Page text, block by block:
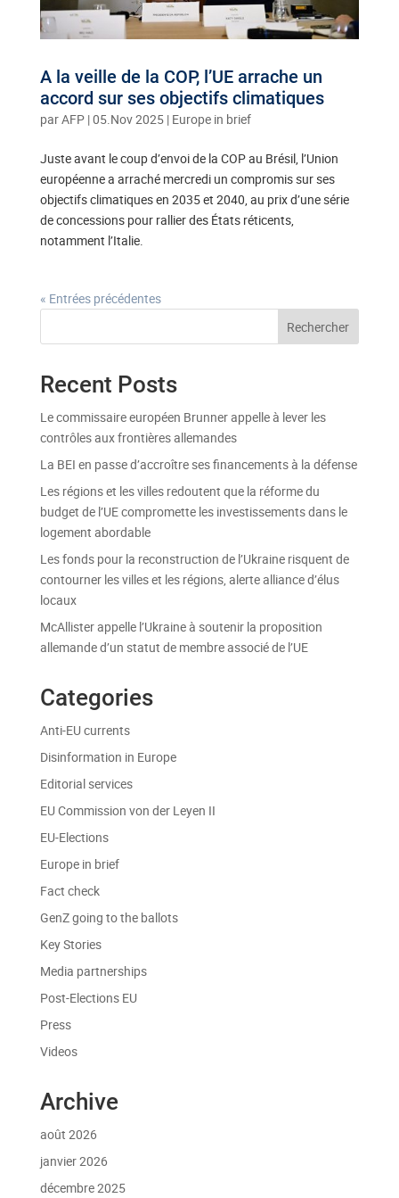
A la veille de la COP, l’UE arrache un
accord sur ses objectifs climatiques
parAFP|05.Nov 2025| Europe in brief
Juste avant le coup d’envoi de la COP au Brésil, l’Union
européenne a arraché mercredi un compromis sur ses
objectifs climatiques en 2035 et 2040, au prix d’une série
de concessions pour rallier des États réticents,
notamment l’Italie.
« Entrées précédentes
Rechercher
Recent Posts
Le commissaire européen Brunner appelle à lever les
contrôles aux frontières allemandes
La BEI en passe d’accroître ses financements à la défense
Les régions et les villes redoutent que la réforme du
budget de l’UE compromette les investissements dans le
logement abordable
Les fonds pour la reconstruction de l’Ukraine risquent de
contourner les villes et les régions, alerte alliance d’élus
locaux
McAllister appelle l’Ukraine à soutenir la proposition
allemande d’un statut de membre associé de l’UE
Categories
Anti-EU currents
Disinformation in Europe
Editorial services
EU Commission von der Leyen II
EU-Elections
Europe in brief
Fact check
GenZ going to the ballots
Key Stories
Media partnerships
Post-Elections EU
Press
Videos
Archive
août 2026
janvier 2026
décembre 2025